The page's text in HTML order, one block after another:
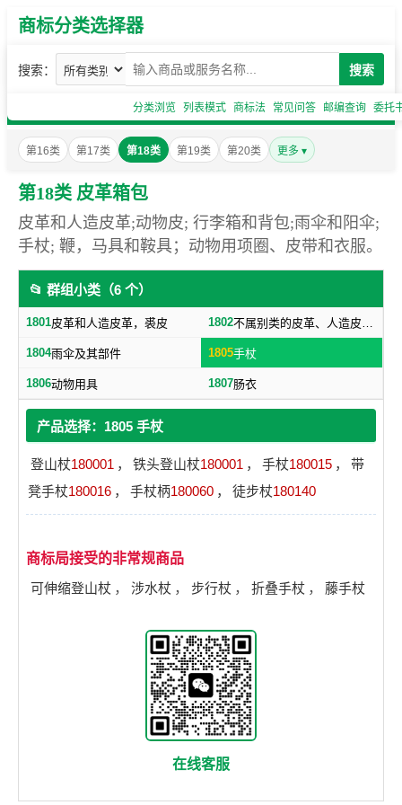
商标分类选择器
搜索： 搜索
分类浏览 列表模式 商标法 常见问答 邮编查询 委托
第16类 第17类 第18类 第19类 第20类 更多 ▾
第18类 皮革箱包
皮革和人造皮革;动物皮; 行李箱和背包;雨伞和阳伞;
手杖; 鞭，马具和鞍具；动物用项圈、皮带和衣服。
📂 群组小类（6 个）
1801皮革和人造皮革，裘皮 1802 不属别类的皮革、人造皮革制品，箱子及旅行袋，日用革制品
1804雨伞及其部件 1805手杖
1806动物用具 1807肠衣
产品选择：1805 手杖
登山杖180001 ， 铁头登山杖180001 ， 手杖180015 ，
带
凳手杖180016 ， 手杖柄180060 ， 徒步杖180140
商标局接受的非常规商品
可伸缩登山杖 ， 涉水杖 ， 步行杖 ， 折叠手杖 ， 藤手杖
在线客服